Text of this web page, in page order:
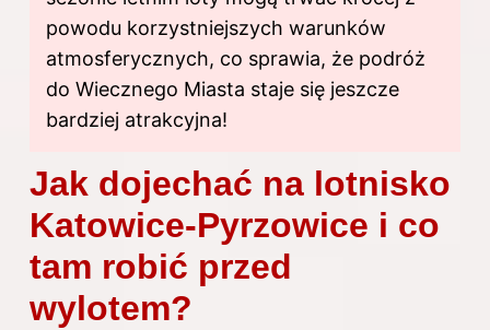
powodu korzystniejszych warunków
atmosferycznych, co sprawia, że podróż
do Wiecznego Miasta staje się jeszcze
bardziej atrakcyjna!
Jak dojechać na lotnisko
Katowice-Pyrzowice i co
tam robić przed
wylotem?